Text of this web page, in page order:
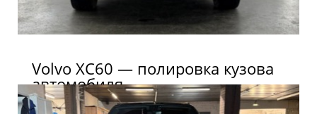
Volvo XC60 — полировка кузова
автомобиля